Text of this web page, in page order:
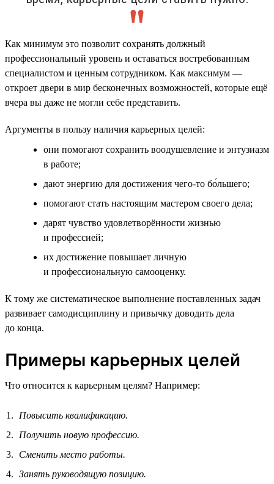
Как минимум это позволит сохранять должный
профессиональный уровень и оставаться востребованным
специалистом и ценным сотрудником. Как максимум —
откроет двери в мир бесконечных возможностей, которые ещё
вчера вы даже не могли себе представить.
Аргументы в пользу наличия карьерных целей:
они помогают сохранить воодушевление и энтузиазм
в работе;
дают энергию для достижения чего-то бо́льшего;
помогают стать настоящим мастером своего дела;
дарят чувство удовлетворённости жизнью
и профессией;
их достижение повышает личную
и профессиональную самооценку.
К тому же систематическое выполнение поставленных задач
развивает самодисциплину и привычку доводить дела
до конца.
Примеры карьерных целей
Что относится к карьерным целям? Например:
Повысить квалификацию.
Получить новую профессию.
Сменить место работы.
Занять руководящую позицию.